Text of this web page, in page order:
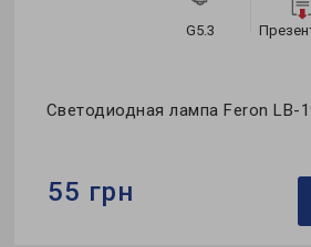
G5.3
Светодиодная лампа Feron LB-
55 грн